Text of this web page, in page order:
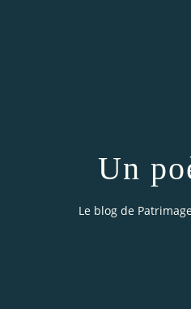
Un
Le blog de